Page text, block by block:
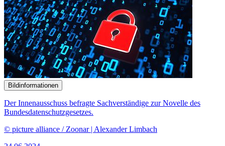
Bildinformationen
Der Innenausschuss befragte Sachverständige zur Novelle des
Bundesdatenschutzgesetzes.
© picture alliance / Zoonar | Alexander Limbach